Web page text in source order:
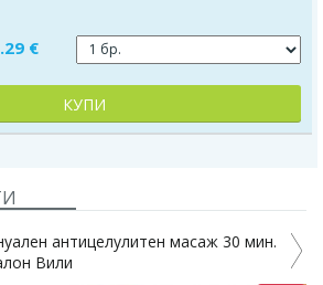
€
КУПИ
антицелулитен масаж - 1, 3 или
Вили